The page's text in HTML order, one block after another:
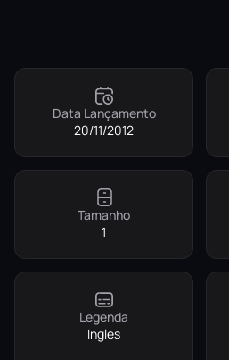
Data Lançamento
20/11/2012
Tamanho
1
Legenda
Ingles